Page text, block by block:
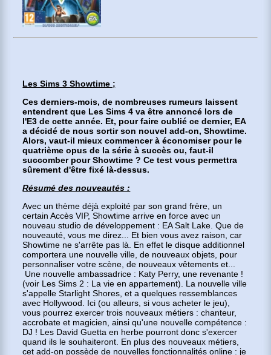
Les Sims 3 Showtime ;
Ces derniers-mois, de nombreuses rumeurs laissent
entendrent que Les Sims 4 va être annoncé lors de
l'E3 de cette année. Et, pour faire oublié ce dernier, EA
a décidé de nous sortir son nouvel add-on, Showtime.
Alors, vaut-il mieux commencer à économiser pour le
quatrième opus de la série à succès ou, faut-il
succomber pour Showtime ? Ce test vous permettra
sûrement d'être fixé là-dessus.
Résumé des nouveautés :
Avec un thème déjà exploité par son grand frère, un
certain Accès VIP, Showtime arrive en force avec un
nouveau studio de développement : EA Salt Lake. Que de
nouveauté, vous me direz... Et bien vous avez raison, car
Showtime ne s'arrête pas là. En effet le disque additionnel
comportera une nouvelle ville, de nouveaux objets, pour
personnaliser votre scène, de nouveaux vêtements et...
Une nouvelle ambassadrice : Katy Perry, une revenante !
(voir Les Sims 2 : La vie en appartement). La nouvelle ville
s'appelle Starlight Shores, et a quelques ressemblances
avec Hollywood. Ici (ou alleurs, si vous acheter le jeu),
vous pourrez exercer trois nouveaux métiers : chanteur,
accrobate et magicien, ainsi qu'une nouvelle compétence :
DJ ! Les David Guetta en herbe pourront donc s'exercer
quand ils le souhaiteront. En plus des nouveaux métiers,
cet add-on possède de nouvelles fonctionnalités online : je